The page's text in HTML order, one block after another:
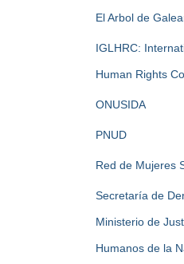
El Arbol de
IGLHRC:
Human Rights
ONUSIDA
PNUD
Red de Mujeres
Secretaría de
Ministerio de
Humanos de la